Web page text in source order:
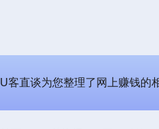
U客直谈为您整理了网上赚钱的